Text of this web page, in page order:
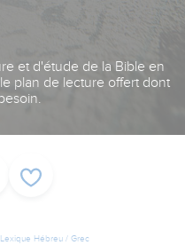
et d'étude de la Bible en
plan de lecture offert dont
Lexique Hébreu / Grec